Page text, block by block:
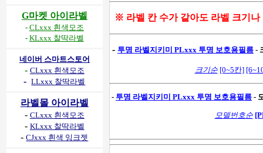
G마켓 아이라벨
- CLxxx 흰색모조
- KLxxx 찰딱라벨
네이버 스마트스토어
- CLxxx 흰색모조
- LLxxx 찰딱라벨
라벨몰 아이라벨
- CLxxx 흰색모조
- KLxxx 찰딱라벨
-CJxxx 흰색 잉크젯
※ 라벨 칸 수가 같아도 라벨 크기나
- 투명 라벨지키미 PLxxx 투명 보호용필름 -
크기순 [0~5칸]
- 투명 라벨지키미 PLxxx 투명 보호용필름 -
모델번호순